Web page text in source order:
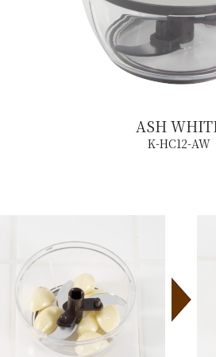
ASH
K-HC12-AW